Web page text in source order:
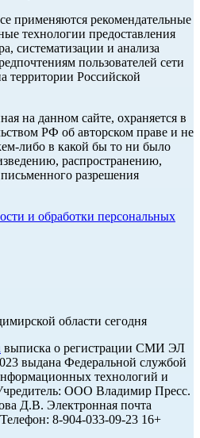
применяются рекомендательные
технологии предоставления
систематизации и анализа
пользователей сети
территории Российской
на данном сайте, охраняется в
РФ об авторском праве и не
либо в какой бы то ни было
распространению,
разрешения
и обработки персональных
области сегодня
выписка о регистрации СМИ ЭЛ
выдана Федеральной службой
технологий и
ООО Владимир Пресс.
Д.В. Электронная почта
Телефон: 8-904-033-09-23 16+